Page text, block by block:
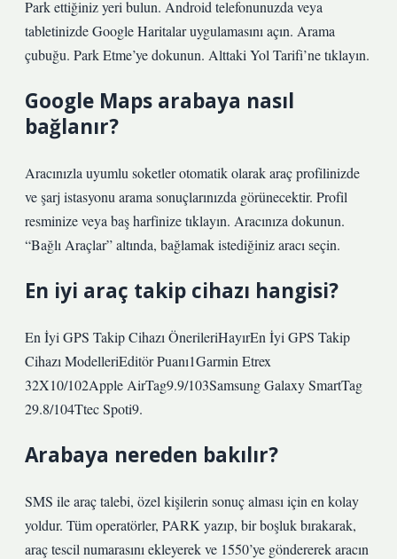
Park ettiğiniz yeri bulun. Android telefonunuzda veya
tabletinizde Google Haritalar uygulamasını açın. Arama
çubuğu. Park Etme’ye dokunun. Alttaki Yol Tarifi’ne tıklayın.
Google Maps arabaya nasıl
bağlanır?
Aracınızla uyumlu soketler otomatik olarak araç profilinizde
ve şarj istasyonu arama sonuçlarınızda görünecektir. Profil
resminize veya baş harfinize tıklayın. Aracınıza dokunun.
“Bağlı Araçlar” altında, bağlamak istediğiniz aracı seçin.
En iyi araç takip cihazı hangisi?
En İyi GPS Takip Cihazı ÖnerileriHayırEn İyi GPS Takip
Cihazı ModelleriEditör Puanı1Garmin Etrex
32X10/102Apple AirTag9.9/103Samsung Galaxy SmartTag
29.8/104Ttec Spoti9.
Arabaya nereden bakılır?
SMS ile araç talebi, özel kişilerin sonuç alması için en kolay
yoldur. Tüm operatörler, PARK yazıp, bir boşluk bırakarak,
araç tescil numarasını ekleyerek ve 1550’ye göndererek aracın